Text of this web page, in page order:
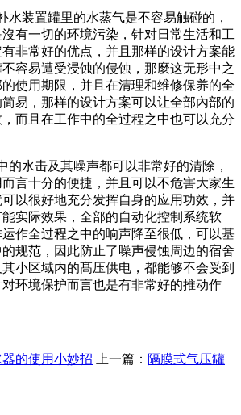
水装置罐里的水蒸气是不容易触碰的，
有一切的环境污染，针对日常生活和工
非常好的优点，并且那样的设计方案能
容易遭受浸蚀的侵蚀，那麼这无形中之
使用期限，并且在清理和维修保养的全
易，那样的设计方案可以让全部內部的
而且在工作中的全过程之中也可以充分
的水击及其噪声都可以非常好的清除，
言十分的便捷，并且可以不危害大家生
以很好地充分发挥自身的应用功效，并
实际效果，全部的自动化控制系统软
作全过程之中的响声降至很低，可以基
规范，因此防止了噪声侵蚀周边的宿舍
小区域内的髙压供电，都能够不会受到
环境保护而言也是有非常好的推动作
的使用小妙招 上一篇： 隔膜式气压罐